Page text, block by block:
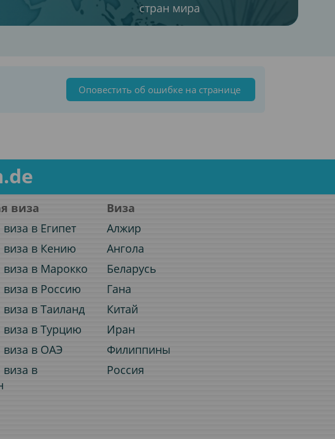
стран мира
Оповестить об ошибке на странице
виза
в Египет
виза в Кению
виза в Марокко
виза в Россию
в Таиланд
виза в Турцию
виза в ОАЭ
виза в
Виза
Алжир
Ангола
Беларусь
Гана
Китай
Иран
Филиппины
Россия